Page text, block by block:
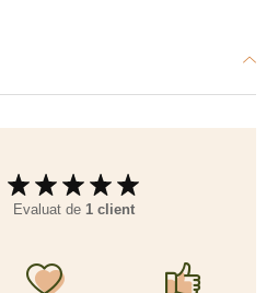
Evaluat de 1 client